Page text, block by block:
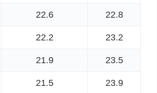
22.6 22.8
22.2 23.2
21.9 23.5
21.5 23.9